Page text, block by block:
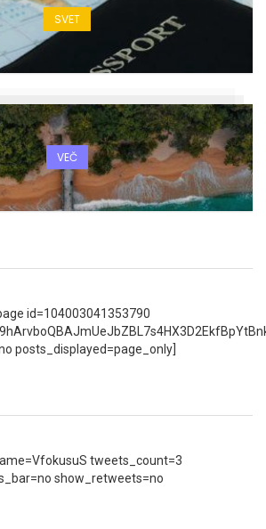
SVET
VEČ
id=104003041353790
posts_displayed=page_only]
tweets_count=3
show_retweets=no